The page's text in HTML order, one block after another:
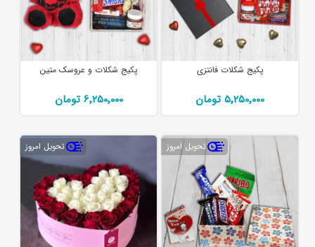
پکیج شکلات فانتزی
5٬250٬000 تومان
پکیج شکلات و عروسک متین
6٬250٬000 تومان
تحویل امروز تحویل امروز